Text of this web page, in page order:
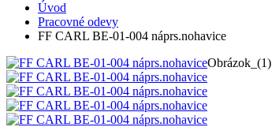
Úvod
Pracovné odevy
FF CARL BE-01-004 náprs.nohavice
Obrázok_(1)